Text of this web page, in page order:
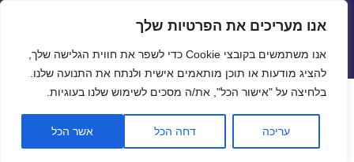
פתח
אנו מעריכים את הפרטיות שלך
אנו משתמשים בקובצי Cookie כדי לשפר את חווית הגלישה שלך,
להציג מודעות או תוכן מותאמים אישית ולנתח את התנועה שלנו.
בלחיצה על "אישור הכל", את/ה מסכים לשימוש שלנו בעוגיות.
עריכה דחה הכל אשר הכל
שערי חליפין יציגים – שער יציג
תפריטים
ווידג'טים
שער ביטקוין לתאריך 12/07/2021